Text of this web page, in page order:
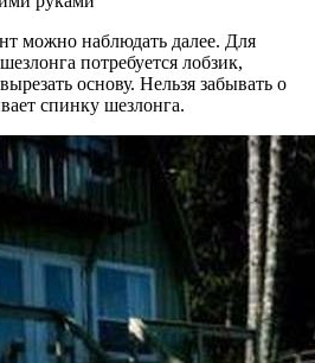
можно наблюдать далее. Для
потребуется лобзик,
основу. Нельзя забывать о
спинку шезлонга.